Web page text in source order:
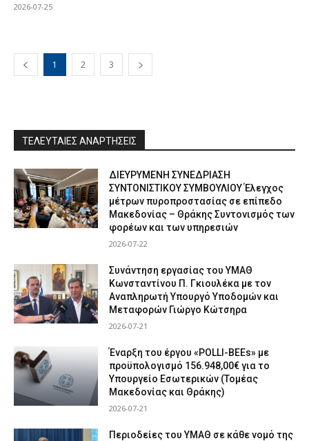
2026-07-25
1 2 3
ΤΕΛΕΥΤΑΙΕΣ ΑΝΑΡΤΗΣΕΙΣ
ΔΙΕΥΡΥΜΕΝΗ ΣΥΝΕΔΡΙΑΣΗ
ΣΥΝΤΟΝΙΣΤΙΚΟΥ ΣΥΜΒΟΥΛΙΟΥ Έλεγχος
μέτρων πυροπροστασίας σε επίπεδο
Μακεδονίας – Θράκης Συντονισμός των
φορέων και των υπηρεσιών
2026-07-22
Συνάντηση εργασίας του ΥΜΑΘ
Κωνσταντίνου Π. Γκιουλέκα με τον
Αναπληρωτή Υπουργό Υποδομών και
Μεταφορών Γιώργο Κώτσηρα
2026-07-21
Έναρξη του έργου «POLLI-BEEs» με
προϋπολογισμό 156.948,00€ για το
Υπουργείο Εσωτερικών (Τομέας
Μακεδονίας και Θράκης)
2026-07-21
Περιοδείες του ΥΜΑΘ σε κάθε νομό της